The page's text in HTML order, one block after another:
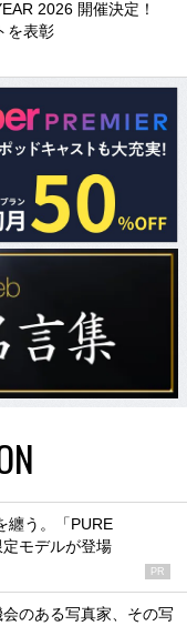
2026 開催決定！
を表彰
纏う。「PURE
モデルが登場
PR
のある写真家、その写